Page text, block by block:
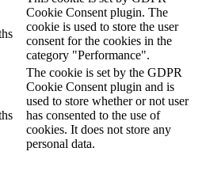
Cookie Consent plugin. The
cookie is used to store the user
consent for the cookies in the
category "Performance".
The cookie is set by the GDPR
Cookie Consent plugin and is
used to store whether or not user
has consented to the use of
cookies. It does not store any
personal data.